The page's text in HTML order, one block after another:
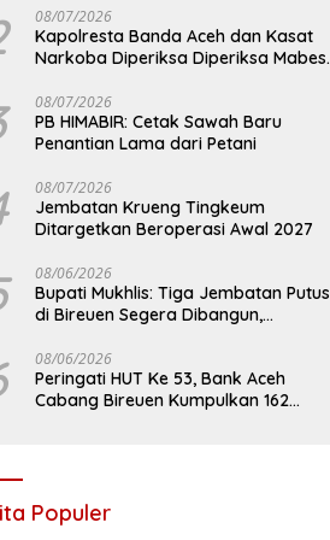
08/07/2026
Kapolresta Banda Aceh dan Kasat
Narkoba Diperiksa Diperiksa Mabes
08/07/2026
PB HIMABIR: Cetak Sawah Baru
Penantian Lama dari Petani
08/07/2026
Jembatan Krueng Tingkeum
Ditargetkan Beroperasi Awal 2027
08/06/2026
Bupati Mukhlis: Tiga Jembatan Putus
di Bireuen Segera Dibangun,
08/06/2026
Peringati HUT Ke 53, Bank Aceh
Cabang Bireuen Kumpulkan 162
Populer